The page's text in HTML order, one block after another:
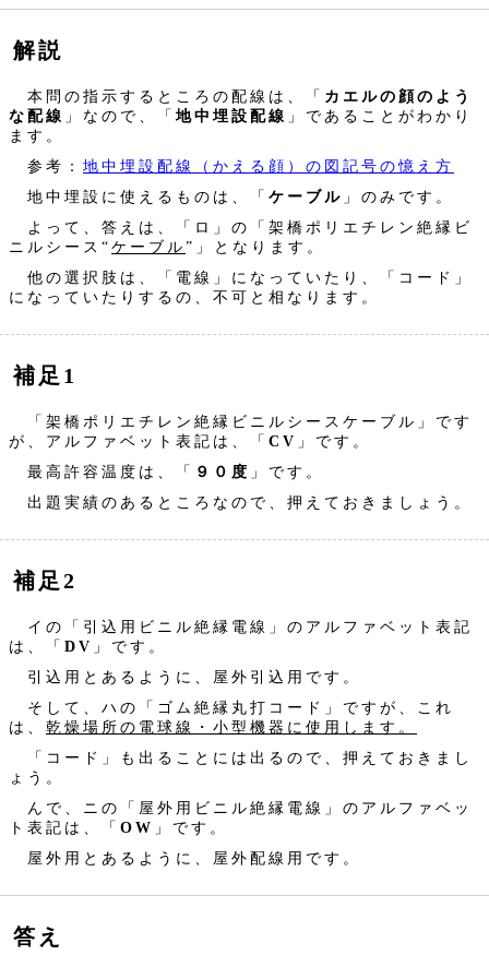
解説
本問の指示するところの配線は、「 カエルの顔のよう
な配線 」なので、「 地中埋設配線 」であることがわかり
ます。
参考： 地中埋設配線（かえる顔）の図記号の憶え方
地中埋設に使えるものは、「 ケーブル 」のみです。
よって、答えは、「ロ」の「架橋ポリエチレン絶縁ビ
ニルシース“ケーブル”」となります。
他の選択肢は、「電線」になっていたり、「コード」
になっていたりするの、不可と相なります。
補足1
「架橋ポリエチレン絶縁ビニルシースケーブル」です
が、アルファベット表記は、「 CV 」です。
最高許容温度は、「 ９０度 」です。
出題実績のあるところなので、押えておきましょう。
補足2
イの「引込用ビニル絶縁電線」のアルファベット表記
は、「 DV 」です。
引込用とあるように、屋外引込用です。
そして、ハの「ゴム絶縁丸打コード」ですが、これ
は、 乾燥場所の電球線・小型機器に使用します。
「コード」も出ることには出るので、押えておきまし
ょう。
んで、ニの「屋外用ビニル絶縁電線」のアルファベッ
ト表記は、「 OW 」です。
屋外用とあるように、屋外配線用です。
答え